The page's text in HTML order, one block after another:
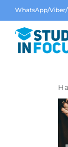
WhatsApp/Viber/